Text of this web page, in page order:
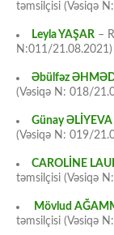
təmsilçisi (Vəsiqə
Leyla YAŞAR –
N:011/21.08.2021)
Əbülfəz
(Vəsiqə N: 018/
Günay ƏLİYEVA
(Vəsiqə N: 019/
CAROLİNE
təmsilçisi (Vəsiqə
Mövlud
təmsilçisi (Vəsiqə